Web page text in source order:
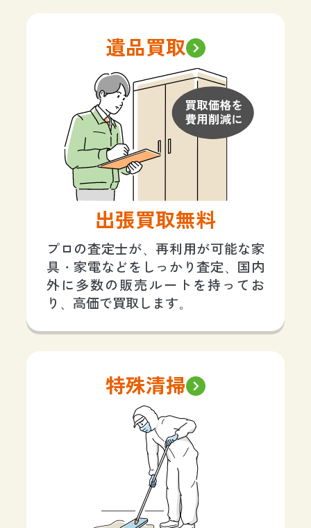
遺品買取
出張買取無料
プロの査定士が、再利用が可能な家
具・家電などをしっかり査定、国内
外に多数の販売ルートを持ってお
り、高価で買取します。
特殊清掃